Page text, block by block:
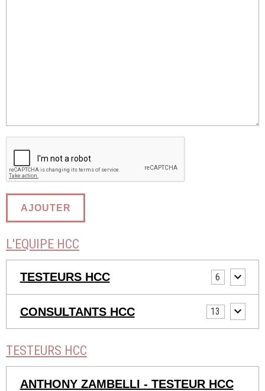
AJOUTER
L'EQUIPE HCC
TESTEURS HCC 6
CONSULTANTS HCC 13
TESTEURS HCC
ANTHONY ZAMBELLI - TESTEUR HCC